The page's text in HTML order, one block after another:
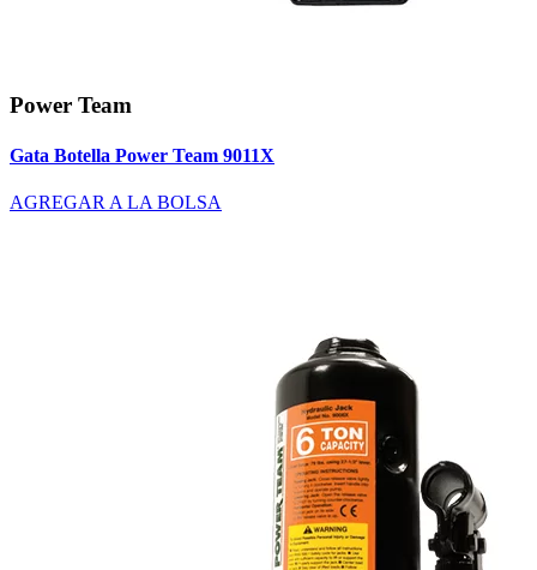
Power Team
Gata Botella Power Team 9011X
AGREGAR A LA BOLSA